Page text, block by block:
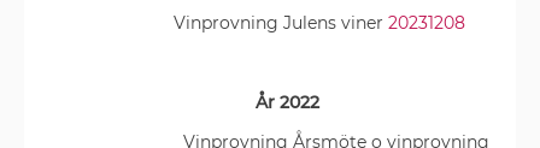
Vinprovning Julens viner 20231208
År 2022
Vinprovning Årsmöte o vinprovning